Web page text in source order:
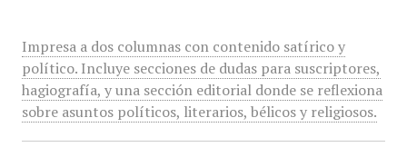
Impresa a dos columnas con contenido satírico y
político. Incluye secciones de dudas para suscriptores,
hagiografía, y una sección editorial donde se reflexiona
sobre asuntos políticos, literarios, bélicos y religiosos.